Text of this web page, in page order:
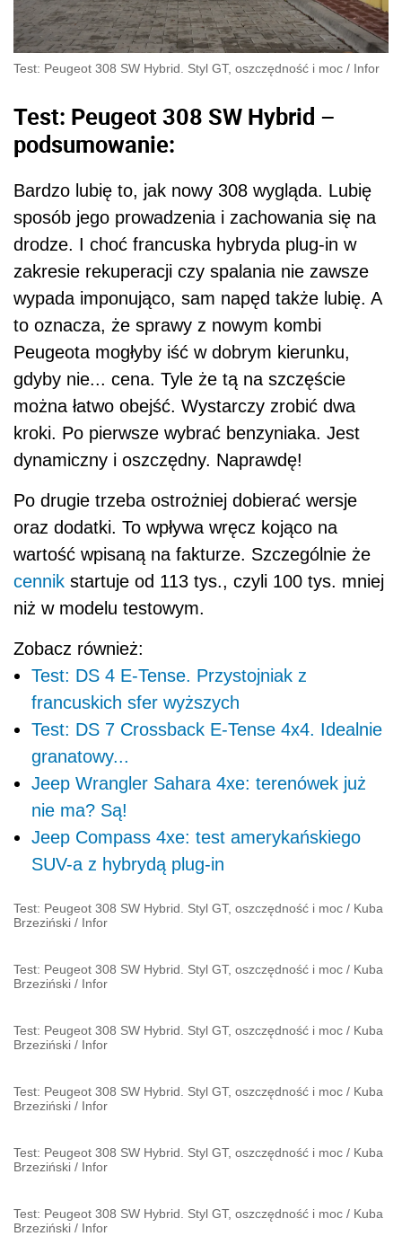
Test: Peugeot 308 SW Hybrid. Styl GT, oszczędność i moc / Infor
Test: Peugeot 308 SW Hybrid –
podsumowanie:
Bardzo lubię to, jak nowy 308 wygląda. Lubię
sposób jego prowadzenia i zachowania się na
drodze. I choć francuska hybryda plug-in w
zakresie rekuperacji czy spalania nie zawsze
wypada imponująco, sam napęd także lubię. A
to oznacza, że sprawy z nowym kombi
Peugeota mogłyby iść w dobrym kierunku,
gdyby nie... cena. Tyle że tą na szczęście
można łatwo obejść. Wystarczy zrobić dwa
kroki. Po pierwsze wybrać benzyniaka. Jest
dynamiczny i oszczędny. Naprawdę!
Po drugie trzeba ostrożniej dobierać wersje
oraz dodatki. To wpływa wręcz kojąco na
wartość wpisaną na fakturze. Szczególnie że
cennik startuje od 113 tys., czyli 100 tys. mniej
niż w modelu testowym.
Zobacz również:
Test: DS 4 E-Tense. Przystojniak z
francuskich sfer wyższych
Test: DS 7 Crossback E-Tense 4x4. Idealnie
granatowy...
Jeep Wrangler Sahara 4xe: terenówek już
nie ma? Są!
Jeep Compass 4xe: test amerykańskiego
SUV-a z hybrydą plug-in
Test: Peugeot 308 SW Hybrid. Styl GT, oszczędność i moc / Kuba
Brzeziński / Infor
Test: Peugeot 308 SW Hybrid. Styl GT, oszczędność i moc / Kuba
Brzeziński / Infor
Test: Peugeot 308 SW Hybrid. Styl GT, oszczędność i moc / Kuba
Brzeziński / Infor
Test: Peugeot 308 SW Hybrid. Styl GT, oszczędność i moc / Kuba
Brzeziński / Infor
Test: Peugeot 308 SW Hybrid. Styl GT, oszczędność i moc / Kuba
Brzeziński / Infor
Test: Peugeot 308 SW Hybrid. Styl GT, oszczędność i moc / Kuba
Brzeziński / Infor